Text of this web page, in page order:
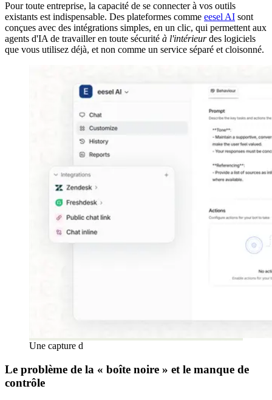
Pour toute entreprise, la capacité de se connecter à vos outils
existants est indispensable. Des plateformes comme eesel AI sont
conçues avec des intégrations simples, en un clic, qui permettent aux
agents d'IA de travailler en toute sécurité à l'intérieurdes logiciels
que vous utilisez déjà, et non comme un service séparé et cloisonné.
Une capture d
Le problème de la « boîte noire » et le manque de
contrôle